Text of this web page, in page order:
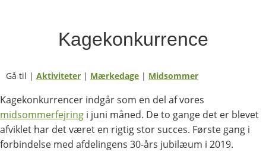
Kagekonkurrence
Gå til | Aktiviteter | Mærkedage | Midsommer
Kagekonkurrencer indgår som en del af vores
midsommerfejring i juni måned. De to gange det er blevet
afviklet har det været en rigtig stor succes. Første gang i
forbindelse med afdelingens 30-års jubilæum i 2019.